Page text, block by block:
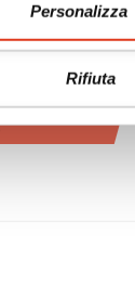
Personalizza
Rifiuta